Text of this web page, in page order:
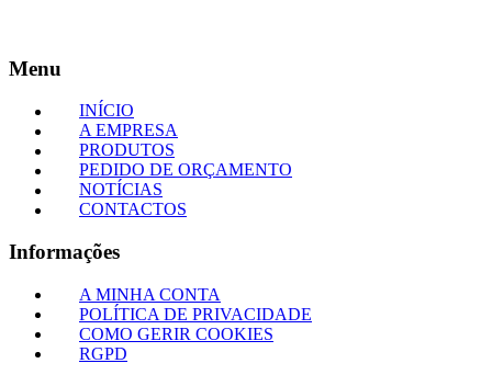
Menu
INÍCIO
A EMPRESA
PRODUTOS
PEDIDO DE ORÇAMENTO
NOTÍCIAS
CONTACTOS
Informações
A MINHA CONTA
POLÍTICA DE PRIVACIDADE
COMO GERIR COOKIES
RGPD